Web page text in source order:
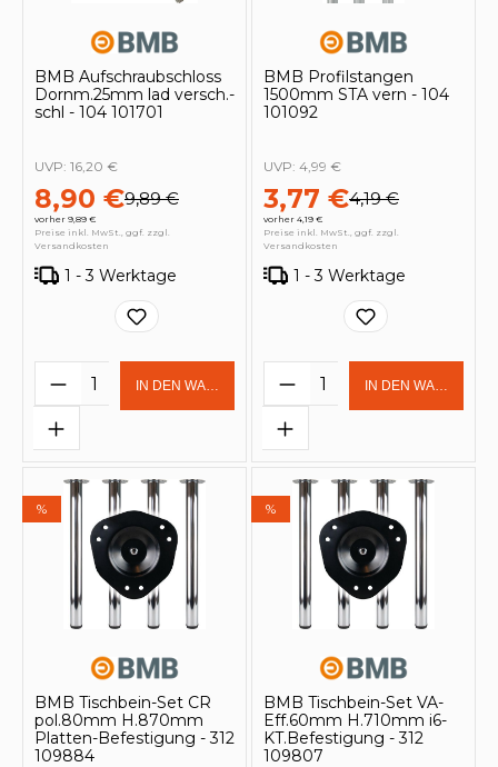
BMB Aufschraubschloss
Dornm.25mm lad versch.-
schl - 104 101701
8,90 €9,89 €
vorher 9,89 €
UVP: 16,20 €
Preise inkl. MwSt., ggf. zzgl.
Versandkosten
1 - 3 Werktage
Produkt Anzahl: Gib den
IN DEN WARENKORB
BMB Profilstangen
1500mm STA vern - 104
101092
3,77 €4,19 €
vorher 4,19 €
UVP: 4,99 €
Preise inkl. MwSt., ggf. zzgl.
Versandkosten
1 - 3 Werktage
Produkt Anzahl:
IN DEN
%
BMB Tischbein-Set CR
pol.80mm H.870mm
Platten-Befestigung - 312
109884
%
BMB Tischbein-Set VA-
Eff.60mm H.710mm i6-
KT.Befestigung - 312
109807